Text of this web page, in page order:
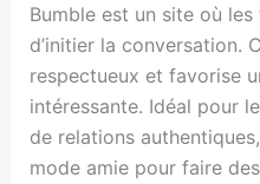
Bumble est un site où
d’initier la conversation.
respectueux et favorise
intéressante. Idéal pour
de relations
mode amie pour faire